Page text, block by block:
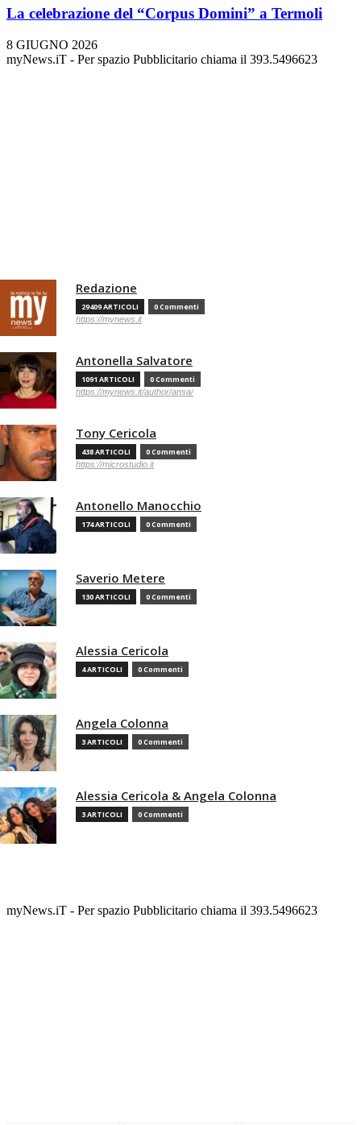
La celebrazione del “Corpus Domini” a Termoli
8 GIUGNO 2026
myNews.iT - Per spazio Pubblicitario chiama il 393.5496623
Redazione
29409 ARTICOLI 0 Commenti
https://mynews.it
Antonella Salvatore
1091 ARTICOLI 0 Commenti
https://mynews.it/author/ansa/
Tony Cericola
438 ARTICOLI 0 Commenti
https://microstudio.it
Antonello Manocchio
174 ARTICOLI 0 Commenti
Saverio Metere
130 ARTICOLI 0 Commenti
Alessia Cericola
4 ARTICOLI 0 Commenti
Angela Colonna
3 ARTICOLI 0 Commenti
Alessia Cericola & Angela Colonna
3 ARTICOLI 0 Commenti
myNews.iT - Per spazio Pubblicitario chiama il 393.5496623